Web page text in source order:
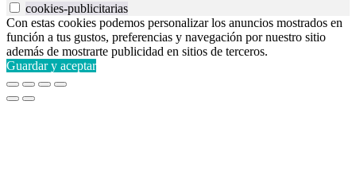
cookies-publicitarias
Con estas cookies podemos personalizar los anuncios mostrados en
función a tus gustos, preferencias y navegación por nuestro sitio
además de mostrarte publicidad en sitios de terceros.
Guardar y aceptar